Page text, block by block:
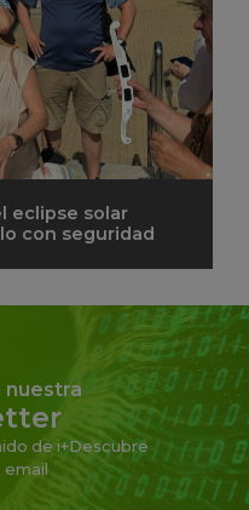
eclipse solar
con seguridad
nuestra
de i+Descubre